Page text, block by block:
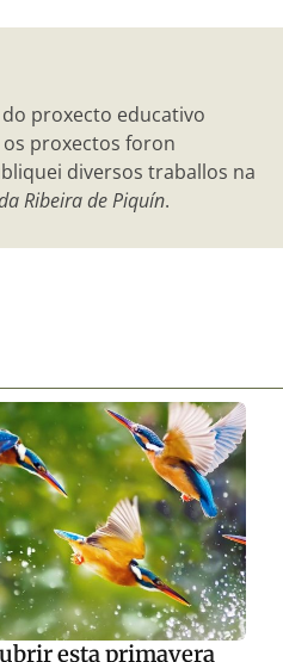
proxecto educativo
os proxectos foron
diversos traballos na
Ribeira de Piquín.
esta primavera